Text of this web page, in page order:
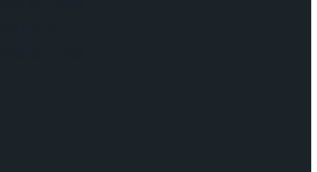
경기 결과